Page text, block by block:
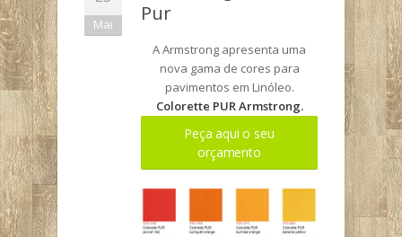
Mai
Pur
A Armstrong apresenta uma
nova gama de cores para
pavimentos em Linóleo.
Colorette PUR Armstrong.
Peça aqui o seu
orçamento